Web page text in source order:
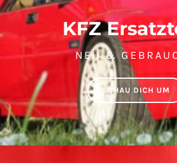
KFZ
NEU &
SCHAU DICH UM